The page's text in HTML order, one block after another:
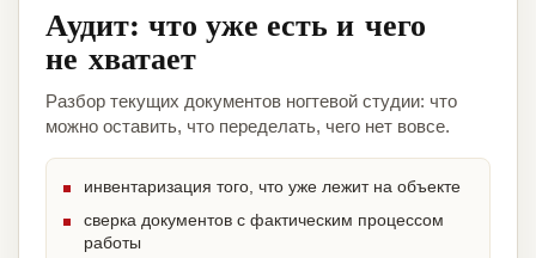
Аудит: что уже есть и чего
не хватает
Разбор текущих документов ногтевой студии: что
можно оставить, что переделать, чего нет вовсе.
инвентаризация того, что уже лежит на объекте
сверка документов с фактическим процессом
работы